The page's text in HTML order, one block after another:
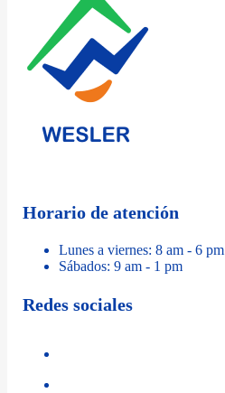
Horario de atención
Lunes a viernes: 8 am - 6 pm
Sábados: 9 am - 1 pm
Redes sociales